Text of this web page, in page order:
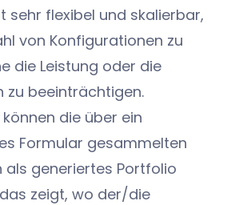
sehr flexibel und skalierbar,
von Konfigurationen zu
die Leistung oder die
zu beeinträchtigen.
die über ein
Formular gesammelten
generiertes Portfolio
zeigt, wo der/die